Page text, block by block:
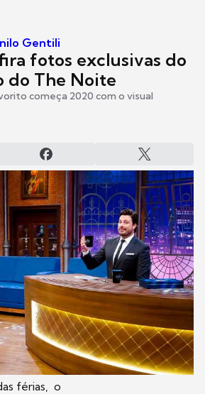
Gentili
fotos exclusivas do
do The Noite
começa 2020 com o visual
férias, o